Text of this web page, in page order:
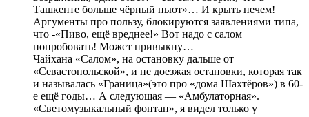
Ташкенте больше чёрный пьют»… И крыть нечем!
Аргументы про пользу, блокируются заявлениями типа,
что -«Пиво, ещё вреднее!» Вот надо с салом
попробовать! Может привыкну…
Чайхана «Салом», на остановку дальше от
«Севастопольской», и не доезжая остановки, которая так
и называлась «Граница»(это про «дома Шахтёров») в 60-
е ещё годы… А следующая — «Амбулаторная».
«Светомузыкальный фонтан», я видел только у